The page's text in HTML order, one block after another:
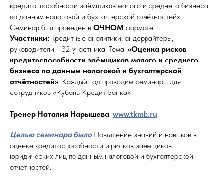
кредитоспособности заёмщиков малого и среднего бизнеса
по данным налоговой и бухгалтерской отчётностей».
Семинар был проведен в ОЧНОМ формате.
Участники: кредитные аналитики, андеррайтеры,
руководители - 32 участника. Тема: «Оценка рисков
кредитоспособности заёмщиков малого и среднего
бизнеса по данным налоговой и бухгалтерской
отчётностей». Каждый год проводим семинары для
сотрудников «Кубань Кредит Банка».
Тренер Наталия Нарышева. www.tkmb.ru
Целью семинара былоПовышение знаний и навыков в
оценке кредитоспособности и рисков заемщиков
юридических лиц по данным налоговой и бухгалтерской
отчетностей.